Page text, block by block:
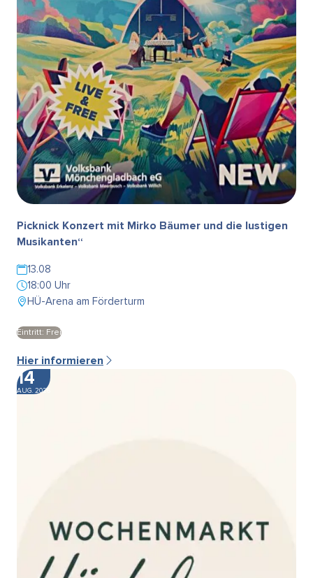
Picknick Konzert mit Mirko Bäumer und die lustigen
Musikanten“
13.08
18:00 Uhr
HÜ-Arena am Förderturm
Eintritt: Frei
Hier informieren
14
AUG. 2026